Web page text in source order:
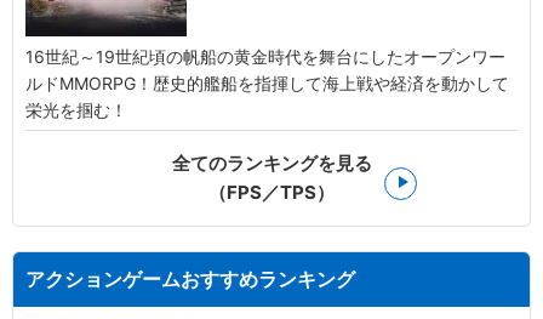
16世紀～19世紀頃の帆船の黄金時代を舞台にしたオープンワー
ルドMMORPG！歴史的艦船を指揮して海上戦や経済を動かして
栄光を掴む！
全てのランキングを見る
（FPS／TPS）
アクションゲームおすすめランキング